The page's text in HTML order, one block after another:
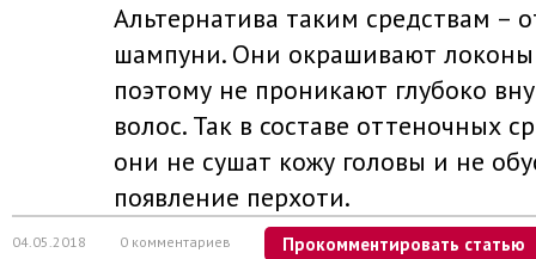
Альтернатива таким средствам –
шампуни. Они окрашивают
поэтому не проникают глубоко
волос. Так в составе оттеночных
они не сушат кожу головы и не
появление перхоти.
04.05.2018 0 комментариев Прокомментировать статью